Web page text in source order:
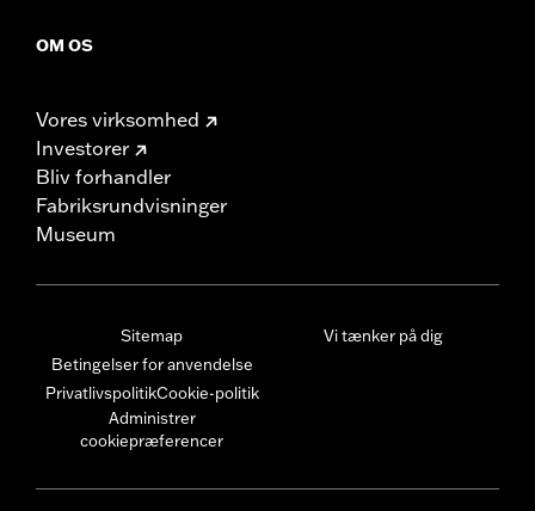
OM OS
Vores virksomhed
Investorer
Bliv forhandler
Fabriksrundvisninger
Museum
Sitemap
Betingelser for anvendelse
PrivatlivspolitikCookie-politik
Administrer
cookiepræferencer
Vi tænker på dig